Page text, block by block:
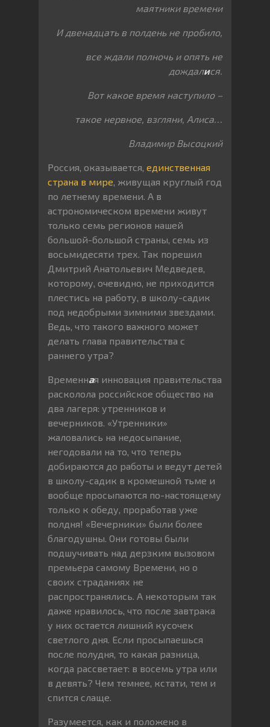
маятники времени
И двенадцать в полдень не пробило,
все ждали полночь и опять не
дождалися.
Вот какое время наступило –
такое нервное, взгляни, Алиса…
Владимир Высоцкий
Россия, оказывается, единственная
страна в мире, живущая круглый год
по летнему времени. А в
астрономическом времени живут
только семь регионов нашей
большой-большой страны, семь из
восьмидесяти трех. Так порешил
Дмитрий Анатольевич Медведев,
которому, очевидно, не приходится
плестись на работу, в школу-садик
под недобрыми зимними звездами.
Ведь, что такого важного может
делать глава правительства с
раннего утра?
Временная инновация правительства
расколола российское общество на
два лагеря: утренников и
вечерников. «Утренники»
жаловались на недосыпание,
негодовали на то, что теперь
добираются до работы и ведут детей
в школу-садик в кромешной тьме и
вообще просыпаются по-настоящему
только к обеду, проработав уже
полдня! «Вечерники» были более
благодушны. Они готовы были
подшучивать над дерзким вызовом
премьера самому Времени, но о
своих страданиях не
распространялись. А некоторым так
даже нравилось, что после завтрака
у них остается лишний кусочек
светлого дня. Если просыпаешься
после полудня, то какая разница,
когда рассветает: в восемь утра или
в девять? Чем темнее, кстати, тем и
спится слаще.
Разумеется, как и положено в